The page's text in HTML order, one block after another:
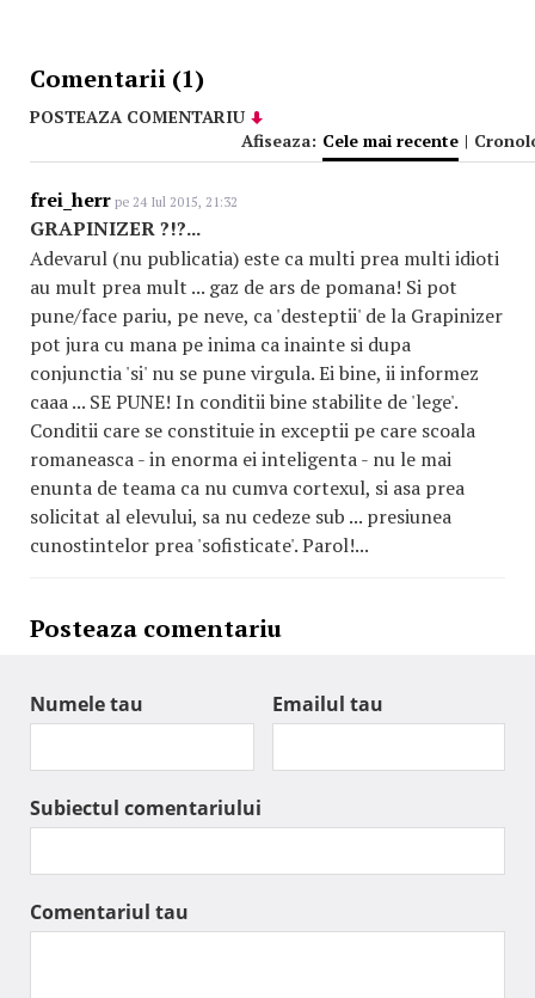
Comentarii (1)
POSTEAZA COMENTARIU
Afiseaza: Cele mai recente |
frei_herr pe 24 Iul 2015, 21:32
GRAPINIZER ?!?...
Adevarul (nu publicatia) este ca multi prea multi idioti
au mult prea mult ... gaz de ars de pomana! Si pot
pune/face pariu, pe neve, ca 'desteptii' de la Grapinizer
pot jura cu mana pe inima ca inainte si dupa
conjunctia 'si' nu se pune virgula. Ei bine, ii informez
caaa ... SE PUNE! In conditii bine stabilite de 'lege'.
Conditii care se constituie in exceptii pe care scoala
romaneasca - in enorma ei inteligenta - nu le mai
enunta de teama ca nu cumva cortexul, si asa prea
solicitat al elevului, sa nu cedeze sub ... presiunea
cunostintelor prea 'sofisticate'. Parol!...
Posteaza comentariu
Numele tau Emailul tau
Subiectul comentariului
Comentariul tau